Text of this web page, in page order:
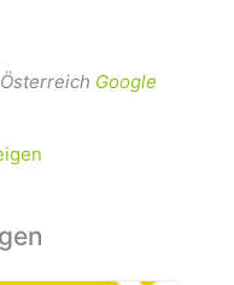
Österreich Google